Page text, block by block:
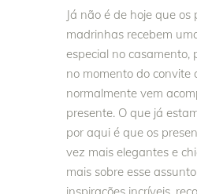
Já não é de hoje que os
madrinhas recebem
especial no casamento,
no momento do convite
normalmente vem
presente. O que já
por aqui é que os
vez mais elegantes e
mais sobre esse